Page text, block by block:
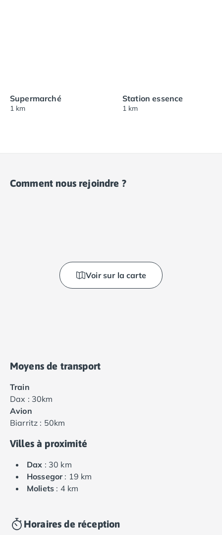
Supermarché
1 km
Station essence
1 km
Comment nous rejoindre ?
Voir sur la carte
Moyens de transport
Train
Dax : 30km
Avion
Biarritz : 50km
Villes à proximité
Dax : 30 km
Hossegor: 19 km
Moliets : 4 km
Horaires de réception